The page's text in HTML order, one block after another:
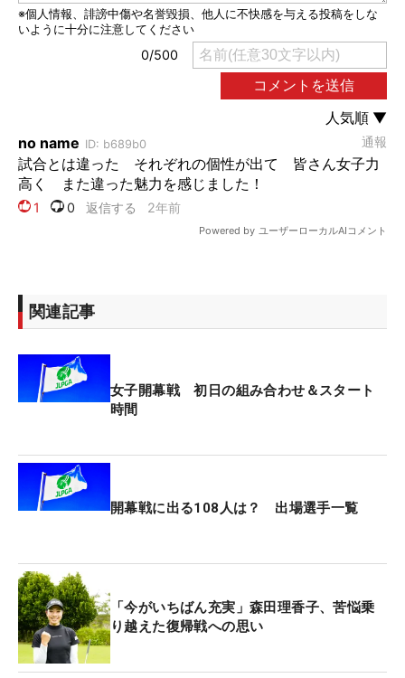
関連記事
女子開幕戦 初日の組み合わせ＆スタート
時間
開幕戦に出る108人は？ 出場選手一覧
「今がいちばん充実」森田理香子、苦悩乗
り越えた復帰戦への思い